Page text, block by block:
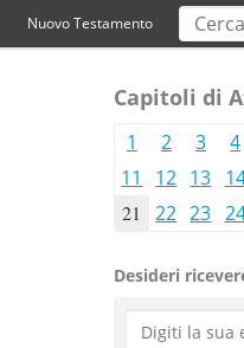
Nuovo Testamento
Capitoli di
1 2 3 4
11
12 13
21 22 23
Desideri